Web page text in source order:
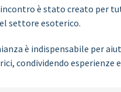
è stato creato per
settore esoterico.
è indispensabile per
condividendo esperienze